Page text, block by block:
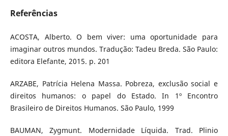
Referências
ACOSTA, Alberto. O bem viver: uma oportunidade para
imaginar outros mundos. Tradução: Tadeu Breda. São Paulo:
editora Elefante, 2015. p. 201
ARZABE, Patrícia Helena Massa. Pobreza, exclusão social e
direitos humanos: o papel do Estado. In 1º Encontro
Brasileiro de Direitos Humanos. São Paulo, 1999
BAUMAN, Zygmunt. Modernidade Líquida. Trad. Plinio